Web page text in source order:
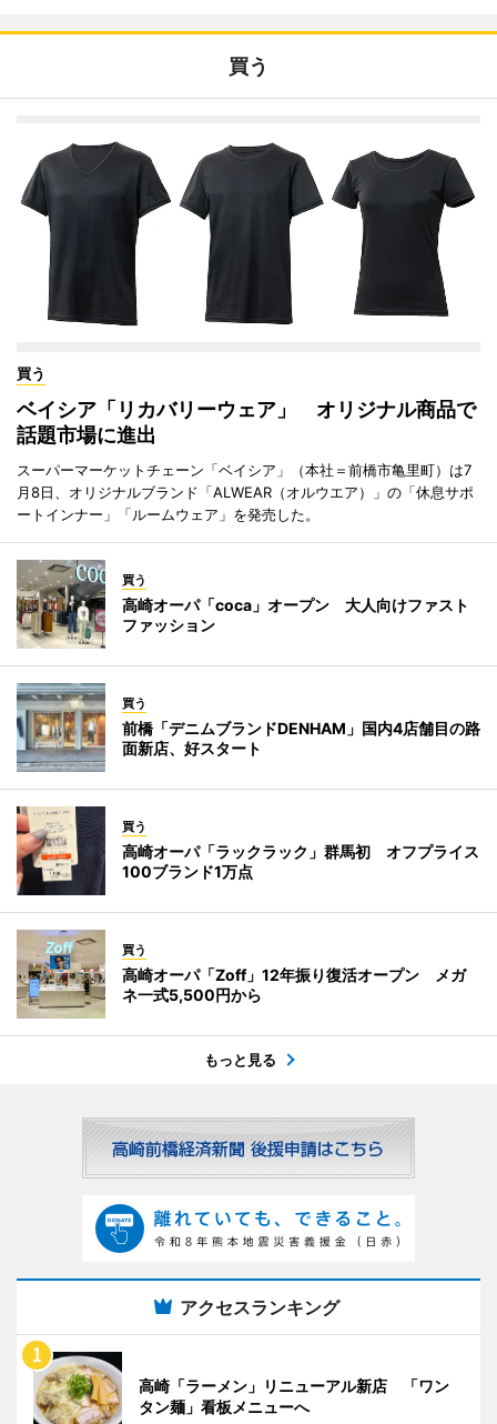
買う
買う
ベイシア「リカバリーウェア」 オリジナル商品で
話題市場に進出
スーパーマーケットチェーン「ベイシア」（本社＝前橋市亀里町）は7
月8日、オリジナルブランド「ALWEAR（オルウエア）」の「休息サポ
ートインナー」「ルームウェア」を発売した。
買う
高崎オーパ「coca」オープン 大人向けファスト
ファッション
買う
前橋「デニムブランドDENHAM」国内4店舗目の路
面新店、好スタート
買う
高崎オーパ「ラックラック」群馬初 オフプライス
100ブランド1万点
買う
高崎オーパ「Zoff」12年振り復活オープン メガ
ネ一式5,500円から
もっと見る
アクセスランキング
高崎「ラーメン」リニューアル新店 「ワン
タン麺」看板メニューへ